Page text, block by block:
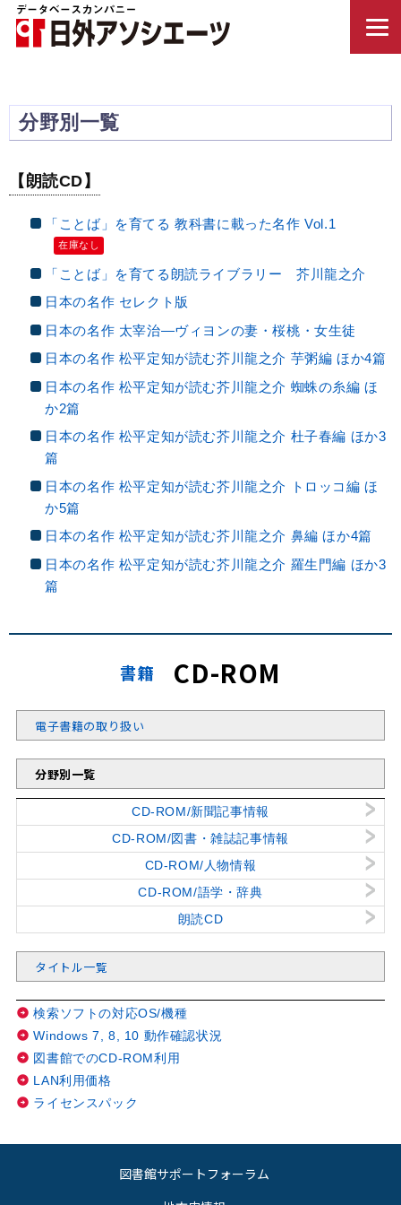
分野別一覧
【朗読CD】
「ことば」を育てる 教科書に載った名作 Vol.1
在庫なし
「ことば」を育てる朗読ライブラリー 芥川龍之介
日本の名作 セレクト版
日本の名作 太宰治—ヴィヨンの妻・桜桃・女生徒
日本の名作 松平定知が読む芥川龍之介 芋粥編 ほか4篇
日本の名作 松平定知が読む芥川龍之介 蜘蛛の糸編 ほ
か2篇
日本の名作 松平定知が読む芥川龍之介 杜子春編 ほか3
篇
日本の名作 松平定知が読む芥川龍之介 トロッコ編 ほ
か5篇
日本の名作 松平定知が読む芥川龍之介 鼻編 ほか4篇
日本の名作 松平定知が読む芥川龍之介 羅生門編 ほか3
篇
書籍 CD-ROM
電子書籍の取り扱い
分野別一覧
CD-ROM/新聞記事情報
CD-ROM/図書・雑誌記事情報
CD-ROM/人物情報
CD-ROM/語学・辞典
朗読CD
タイトル一覧
検索ソフトの対応OS/機種
Windows 7, 8, 10 動作確認状況
図書館でのCD-ROM利用
LAN利用価格
ライセンスパック
図書館サポートフォーラム